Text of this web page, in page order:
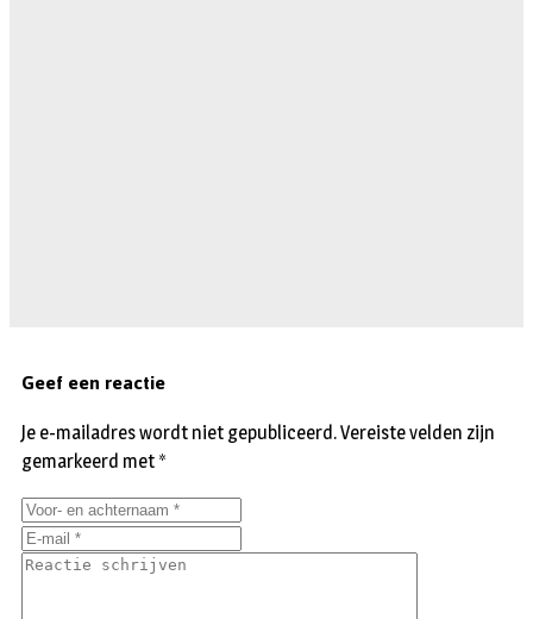
Geef een reactie
Je e-mailadres wordt niet gepubliceerd.Vereiste velden zijn
gemarkeerd met *